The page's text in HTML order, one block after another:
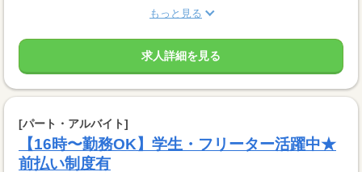
もっと見る
求人詳細を見る
[パート・アルバイト]
【16時〜勤務OK】学生・フリーター活躍中★
前払い制度有